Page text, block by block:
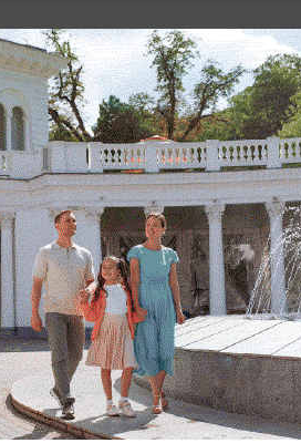
чтобы помочь собаке похудеть
пансионата под
омолодиться барокамера